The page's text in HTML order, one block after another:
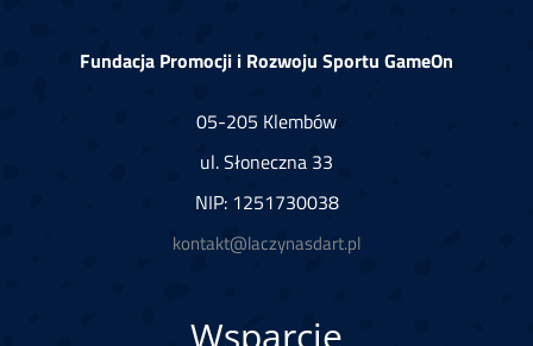
Fundacja Promocji i Rozwoju Sportu GameOn
05-205 Klembów
ul. Słoneczna 33
NIP: 1251730038
kontakt@laczynasdart.pl